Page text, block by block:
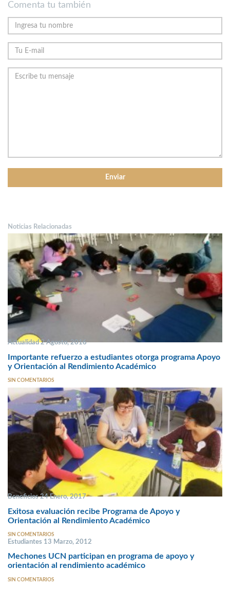
Comenta tu también
Noticias Relacionadas
Actualidad 2 Agosto, 2016
Importante refuerzo a estudiantes otorga programa Apoyo
y Orientación al Rendimiento Académico
SIN COMENTARIOS
Beneficios 24 Enero, 2017
Exitosa evaluación recibe Programa de Apoyo y
Orientación al Rendimiento Académico
SIN COMENTARIOS
Estudiantes 13 Marzo, 2012
Mechones UCN participan en programa de apoyo y
orientación al rendimiento académico
SIN COMENTARIOS